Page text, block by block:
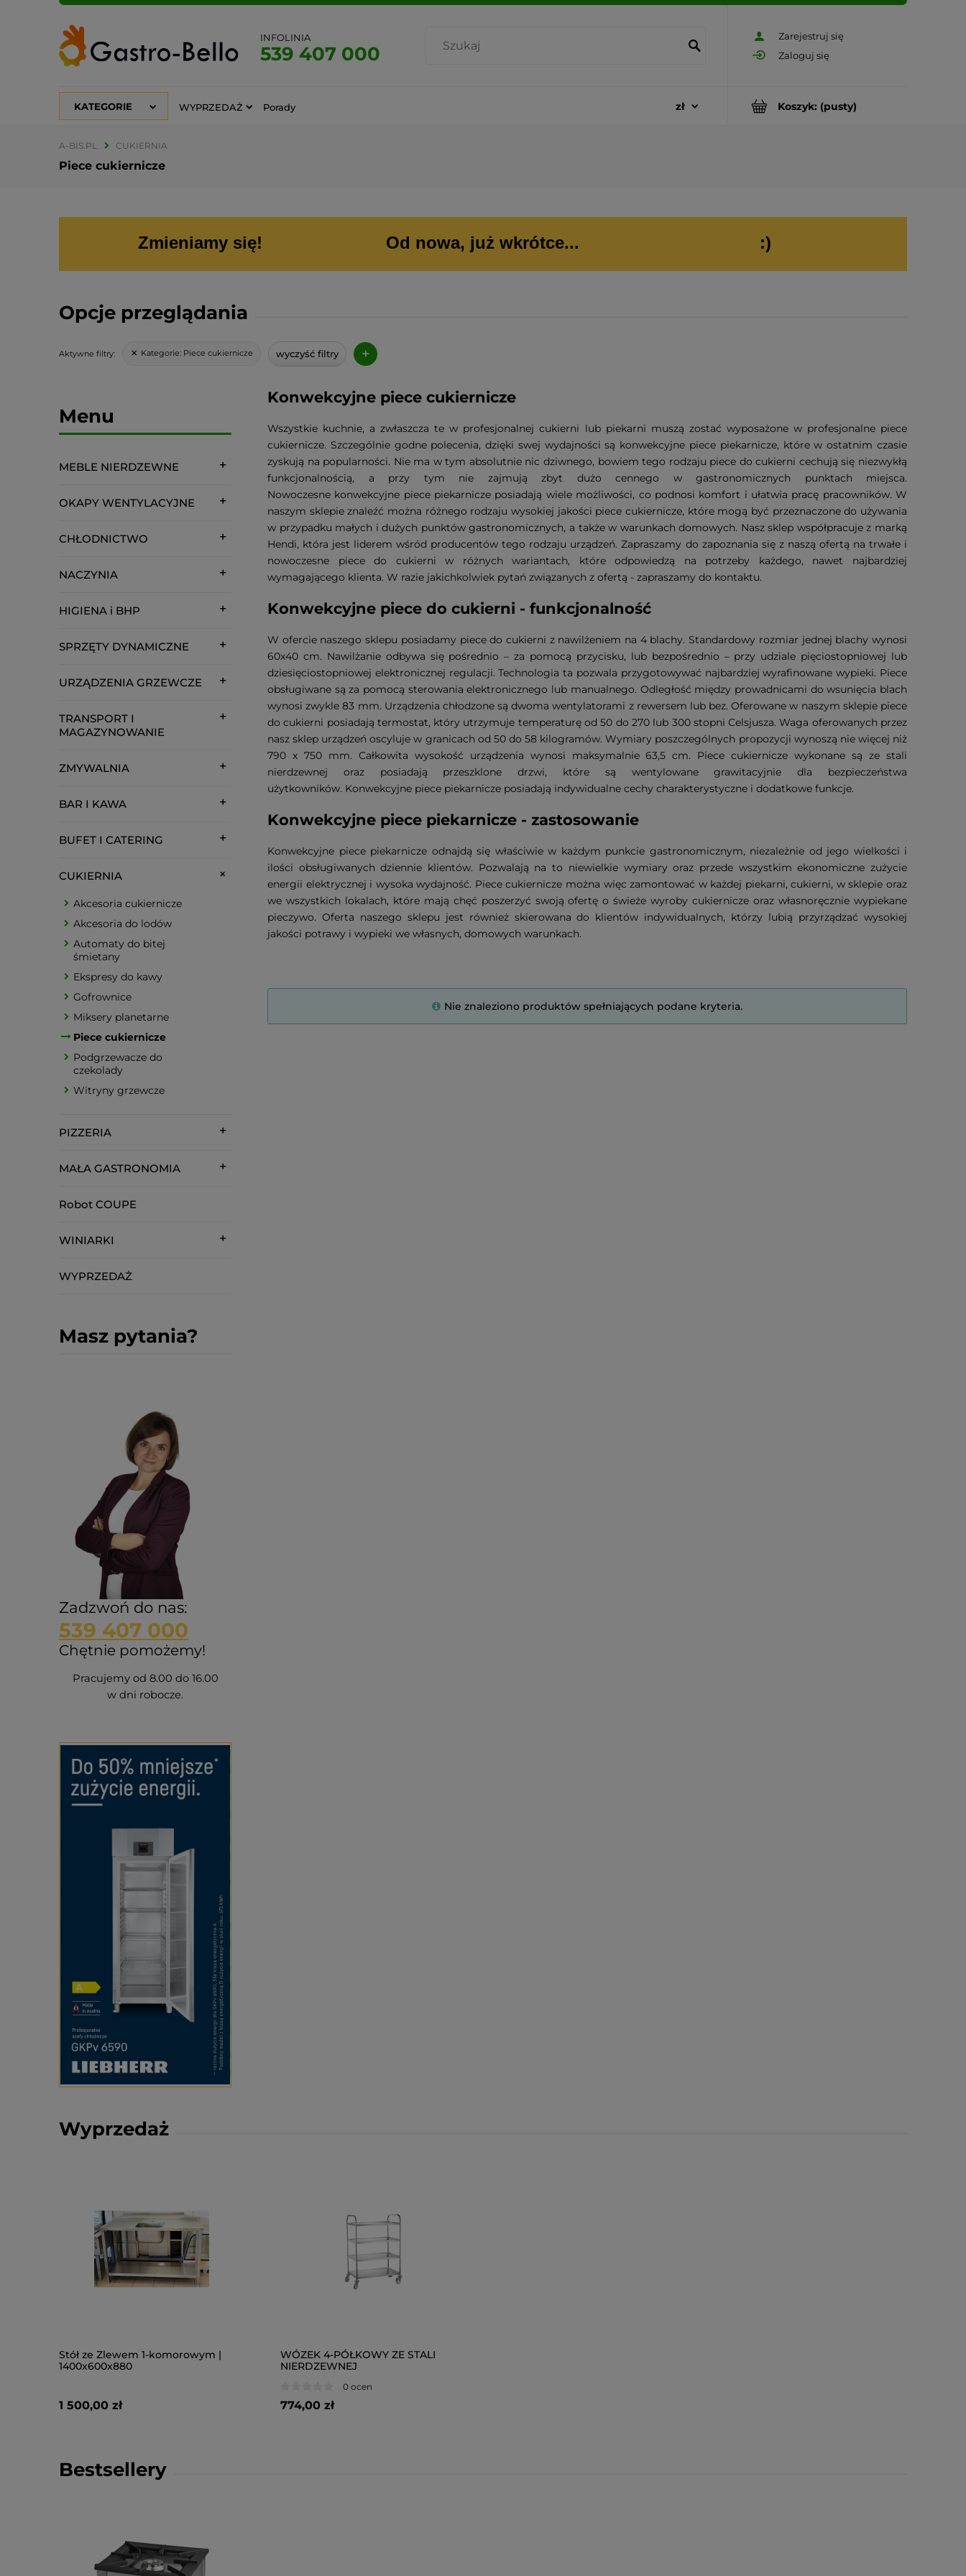
Zarejestruj się
Zaloguj się
INFOLINIA
539 407 000
Koszyk: (pusty)
KATEGORIE WYPRZEDAŻ Porady
A-BIS.PL CUKIERNIA
Piece cukiernicze
Zmieniamy się! Od nowa, już wkrótce... :)
Opcje przeglądania
Aktywne filtry: Kategorie: Piece cukiernicze wyczyść filtry +
Menu
MEBLE NIERDZEWNE
OKAPY WENTYLACYJNE
CHŁODNICTWO
NACZYNIA
HIGIENA i BHP
SPRZĘTY DYNAMICZNE
URZĄDZENIA GRZEWCZE
TRANSPORT I
MAGAZYNOWANIE
ZMYWALNIA
BAR I KAWA
BUFET I CATERING
CUKIERNIA
Akcesoria cukiernicze
Akcesoria do lodów
Automaty do bitej
śmietany
Ekspresy do kawy
Gofrownice
Miksery planetarne
Piece cukiernicze
Podgrzewacze do
czekolady
Witryny grzewcze
PIZZERIA
MAŁA GASTRONOMIA
Robot COUPE
WINIARKI
WYPRZEDAŻ
Masz pytania?
Zadzwoń do nas:
539 407 000
Chętnie pomożemy!
Pracujemy od 8.00 do 16.00
w dni robocze.
Konwekcyjne piece cukiernicze
Wszystkie kuchnie, a zwłaszcza te w profesjonalnej cukierni lub piekarni muszą zostać wyposażone w profesjonalne piece
cukiernicze. Szczególnie godne polecenia, dzięki swej wydajności są konwekcyjne piece piekarnicze, które w ostatnim czasie
zyskują na popularności. Nie ma w tym absolutnie nic dziwnego, bowiem tego rodzaju piece do cukierni cechują się niezwykłą
funkcjonalnością, a przy tym nie zajmują zbyt dużo cennego w gastronomicznych punktach miejsca.
Nowoczesne konwekcyjne piece piekarnicze posiadają wiele możliwości, co podnosi komfort i ułatwia pracę pracowników. W
naszym sklepie znaleźć można różnego rodzaju wysokiej jakości piece cukiernicze, które mogą być przeznaczone do używania
w przypadku małych i dużych punktów gastronomicznych, a także w warunkach domowych. Nasz sklep współpracuje z marką
Hendi, która jest liderem wśród producentów tego rodzaju urządzeń. Zapraszamy do zapoznania się z naszą ofertą na trwałe i
nowoczesne piece do cukierni w różnych wariantach, które odpowiedzą na potrzeby każdego, nawet najbardziej
wymagającego klienta. W razie jakichkolwiek pytań związanych z ofertą - zapraszamy do kontaktu.
Konwekcyjne piece do cukierni - funkcjonalność
W ofercie naszego sklepu posiadamy piece do cukierni z nawilżeniem na 4 blachy. Standardowy rozmiar jednej blachy wynosi
60x40 cm. Nawilżanie odbywa się pośrednio – za pomocą przycisku, lub bezpośrednio – przy udziale pięciostopniowej lub
dziesięciostopniowej elektronicznej regulacji. Technologia ta pozwala przygotowywać najbardziej wyrafinowane wypieki. Piece
obsługiwane są za pomocą sterowania elektronicznego lub manualnego. Odległość między prowadnicami do wsunięcia blach
wynosi zwykle 83 mm. Urządzenia chłodzone są dwoma wentylatorami z rewersem lub bez. Oferowane w naszym sklepie piece
do cukierni posiadają termostat, który utrzymuje temperaturę od 50 do 270 lub 300 stopni Celsjusza. Waga oferowanych przez
nasz sklep urządzeń oscyluje w granicach od 50 do 58 kilogramów. Wymiary poszczególnych propozycji wynoszą nie więcej niż
790 x 750 mm. Całkowita wysokość urządzenia wynosi maksymalnie 63,5 cm. Piece cukiernicze wykonane są ze stali
nierdzewnej oraz posiadają przeszklone drzwi, które są wentylowane grawitacyjnie dla bezpieczeństwa
użytkowników. Konwekcyjne piece piekarnicze posiadają indywidualne cechy charakterystyczne i dodatkowe funkcje.
Konwekcyjne piece piekarnicze - zastosowanie
Konwekcyjne piece piekarnicze odnajdą się właściwie w każdym punkcie gastronomicznym, niezależnie od jego wielkości i
ilości obsługiwanych dziennie klientów. Pozwalają na to niewielkie wymiary oraz przede wszystkim ekonomiczne zużycie
energii elektrycznej i wysoka wydajność. Piece cukiernicze można więc zamontować w każdej piekarni, cukierni, w sklepie oraz
we wszystkich lokalach, które mają chęć poszerzyć swoją ofertę o świeże wyroby cukiernicze oraz własnoręcznie wypiekane
pieczywo. Oferta naszego sklepu jest również skierowana do klientów indywidualnych, którzy lubią przyrządzać wysokiej
jakości potrawy i wypieki we własnych, domowych warunkach.
Nie znaleziono produktów spełniających podane kryteria.
Wyprzedaż
Stół ze Zlewem 1-komorowym |
1400x600x880
1 500,00 zł
WÓZEK 4-PÓŁKOWY ZE STALI
NIERDZEWNEJ
0 ocen
774,00 zł
Bestsellery